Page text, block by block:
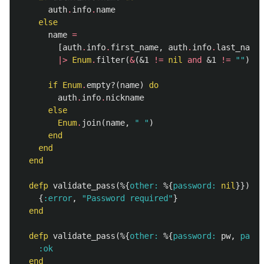
auth. info. name
else
name =
[auth. info. first_name, auth. info. last_name
|> Enum. filter(&(&1 != nil and &1 != "" ))
if Enum. empty? (name)
do
auth. info. nickname
else
Enum. join(name, " " )
end
end
end
defp validate_pass (%{other: %{password: nil }})
{ :error, "Password required"}
end
defp validate_pass (%{other: %{password: pw,
:ok
end